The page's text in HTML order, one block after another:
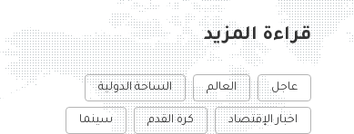
قراءة المزيد
عاجل العالم الساحة الدولية
اخبار الإقتصاد كرة القدم سينما